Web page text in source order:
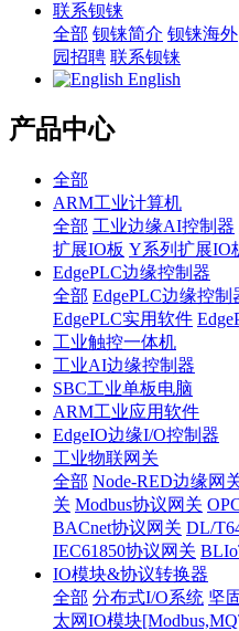
联系钡铼
全部 钡铼简介 钡铼海外
园招聘 联系钡铼
English
产品中心
全部
ARM工业计算机
全部 工业边缘AI控制器
扩展IO板 Y系列扩展IO
EdgePLC边缘控制器
全部 EdgePLC边缘控制
EdgePLC实用软件
工业触控一体机
工业AI边缘控制器
SBC工业单板电脑
ARM工业应用软件
EdgeIO边缘I/O控制器
工业物联网关
全部 Node-RED边缘网
关 Modbus协议网关
BACnet协议网关 DL/
IEC61850协议网关
IO模块&协议转换器
全部 分布式I/O系统 坚
太网IO模块